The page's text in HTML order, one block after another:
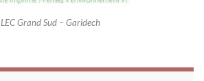
LEC Grand Sud – Garidech